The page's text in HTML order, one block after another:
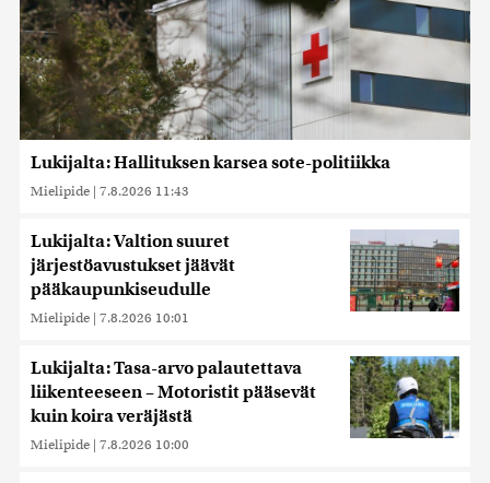
Lukijalta: Hallituksen karsea sote-politiikka
Mielipide | 7.8.2026 11:43
Lukijalta: Valtion suuret
järjestöavustukset jäävät
pääkaupunkiseudulle
Mielipide | 7.8.2026 10:01
Lukijalta: Tasa-arvo palautettava
liikenteeseen – Motoristit pääsevät
kuin koira veräjästä
Mielipide | 7.8.2026 10:00